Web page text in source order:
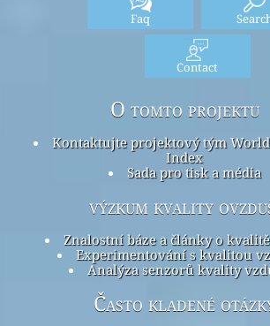
Faq
Contact
O tomto projektu
Kontaktujte projektový tým
Index
Sada pro tisk a média
výzkum kvality
Znalostní báze a články o
Experimentování s kvalitou
Analýza senzorů kvality
Často kladené